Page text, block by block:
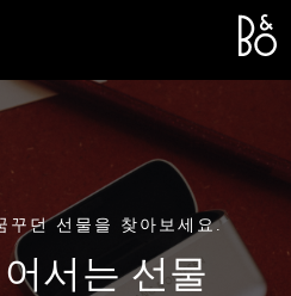
꾸던 선물을 찾아보세요.
서는 선물